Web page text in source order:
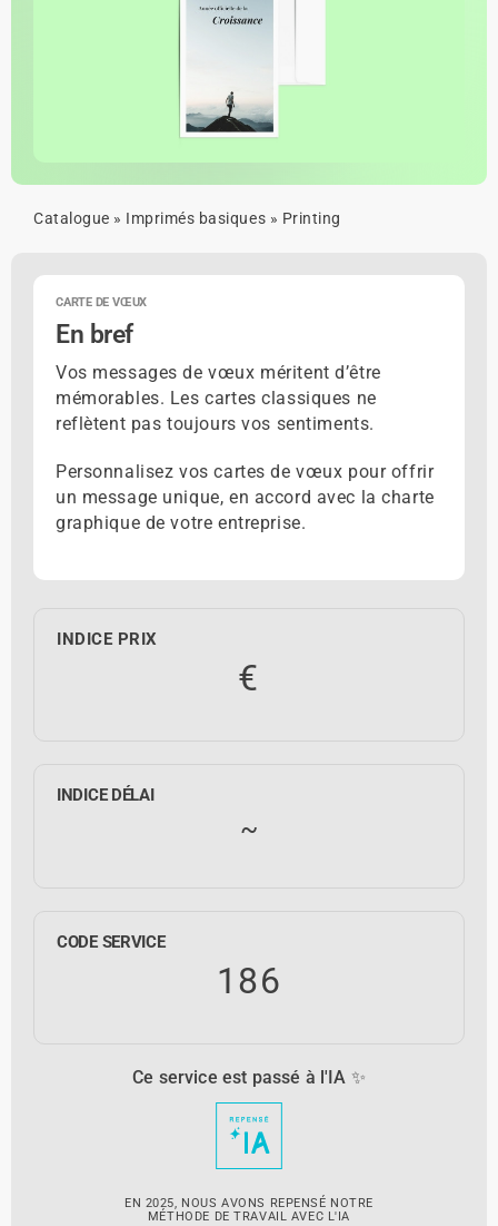
Catalogue » Imprimés basiques » Printing
CARTE DE VŒUX
En bref
Vos messages de vœux méritent d’être
mémorables. Les cartes classiques ne
reflètent pas toujours vos sentiments.
Personnalisez vos cartes de vœux pour offrir
un message unique, en accord avec la charte
graphique de votre entreprise.
INDICE PRIX
€
INDICE DÉLAI
~
CODE SERVICE
186
Ce service est passé à l'IA ✨
EN 2025, NOUS AVONS REPENSÉ NOTRE
MÉTHODE DE TRAVAIL AVEC L'IA